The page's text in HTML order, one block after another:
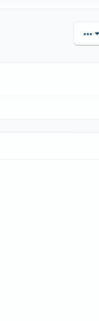
•••